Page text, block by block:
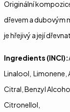
Originální
dřevem a dubovým
je hřejivý a její
Ingredients (INCI):
Linalool, Limonene,
Citral, Benzyl
Citronellol,